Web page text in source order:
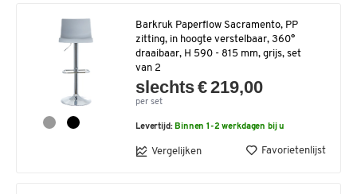
Barkruk Paperflow Sacramento, PP
zitting, in hoogte verstelbaar, 360°
draaibaar, H 590 - 815 mm, grijs, set
van 2
slechts € 219,00
per set
Levertijd: Binnen 1-2 werkdagen bij u
Vergelijken Favorietenlijst